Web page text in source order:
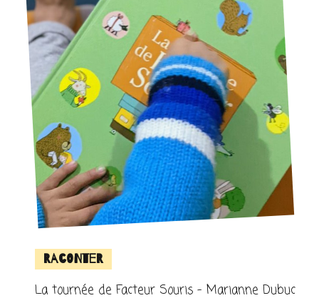
Raconter
La tournée de Facteur Souris – Marianne Dubuc